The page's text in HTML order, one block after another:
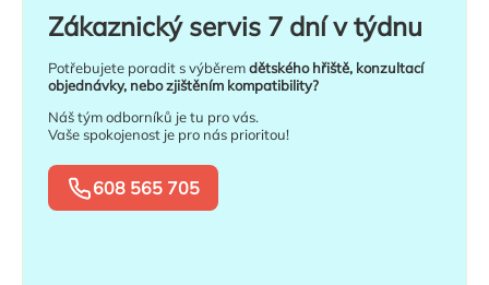
Zákaznický servis 7 dní v týdnu
Potřebujete poradit s výběremdětského hřiště, konzultací
objednávky, nebo zjištěním kompatibility?
Náš tým odborníků je tu pro vás.
Vaše spokojenost je pro nás prioritou!
608 565 705